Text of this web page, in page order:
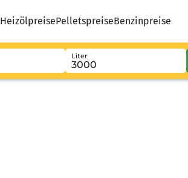
HeizölpreisePelletspreiseBenzinpreise
Liter